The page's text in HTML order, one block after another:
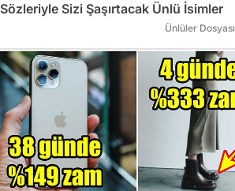
Sözleriyle Sizi Şaşırtacak Ünlü İsimler
Ünlüler Dosyası